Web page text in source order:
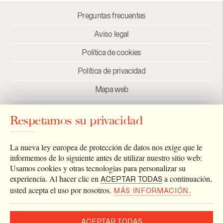
Preguntas frecuentes
Aviso legal
Política de cookies
Política de privacidad
Mapa web
Enlaces
Newsletter
Respetamos su privacidad
La nueva ley europea de protección de datos nos exige que le
informemos de lo siguiente antes de utilizar nuestro sitio web:
Usamos cookies y otras tecnologías para personalizar su
experiencia. Al hacer clic en ACEPTAR TODAS a continuación,
usted acepta el uso por nosotros. MÁS INFORMACIÓN.